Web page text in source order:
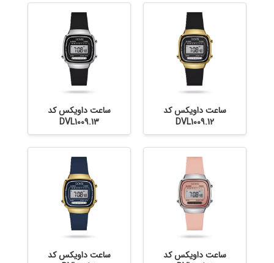
ساعت داویکس کد
DVL1009.12
ساعت داویکس کد
DVL1009.13
ساعت داویکس کد
ساعت داویکس کد